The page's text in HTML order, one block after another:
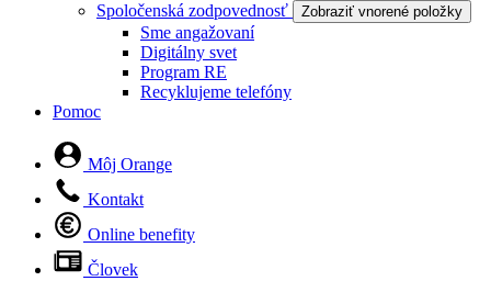
Spoločenská zodpovednosť
Zobraziť vnorené položky
Sme angažovaní
Digitálny svet
Program RE
Recyklujeme telefóny
Pomoc
Môj Orange
Kontakt
Online benefity
Človek